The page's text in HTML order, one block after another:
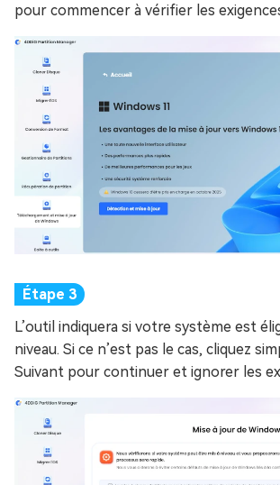
pour commencer à vérifier les
L’outil indiquera si votre système est
niveau. Si ce n’est pas le cas, cliquez
Suivant pour continuer et ignorer les